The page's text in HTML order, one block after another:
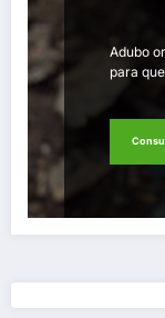
Adubo
para